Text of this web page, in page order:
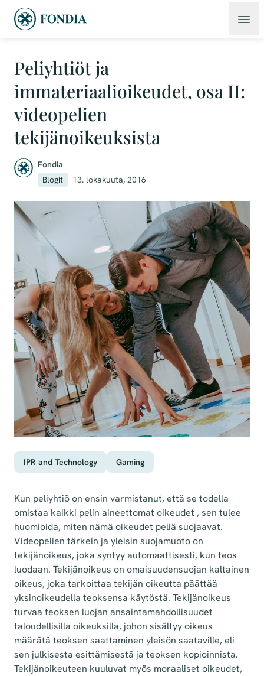
Peliyhtiöt ja
immateriaalioikeudet, osa II:
videopelien
tekijänoikeuksista
Fondia
Blogit
13. lokakuuta, 2016
IPR and Technology Gaming
Kun peliyhtiö on ensin varmistanut, että se todella
omistaa kaikki pelin aineettomat oikeudet , sen tulee
huomioida, miten nämä oikeudet peliä suojaavat.
Videopelien tärkein ja yleisin suojamuoto on
tekijänoikeus, joka syntyy automaattisesti, kun teos
luodaan. Tekijänoikeus on omaisuudensuojan kaltainen
oikeus, joka tarkoittaa tekijän oikeutta päättää
yksinoikeudella teoksensa käytöstä. Tekijänoikeus
turvaa teoksen luojan ansaintamahdollisuudet
taloudellisilla oikeuksilla, johon sisältyy oikeus
määrätä teoksen saattaminen yleisön saataville, eli
sen julkisesta esittämisestä ja teoksen kopioinnista.
Tekijänoikeuteen kuuluvat myös moraaliset oikeudet,